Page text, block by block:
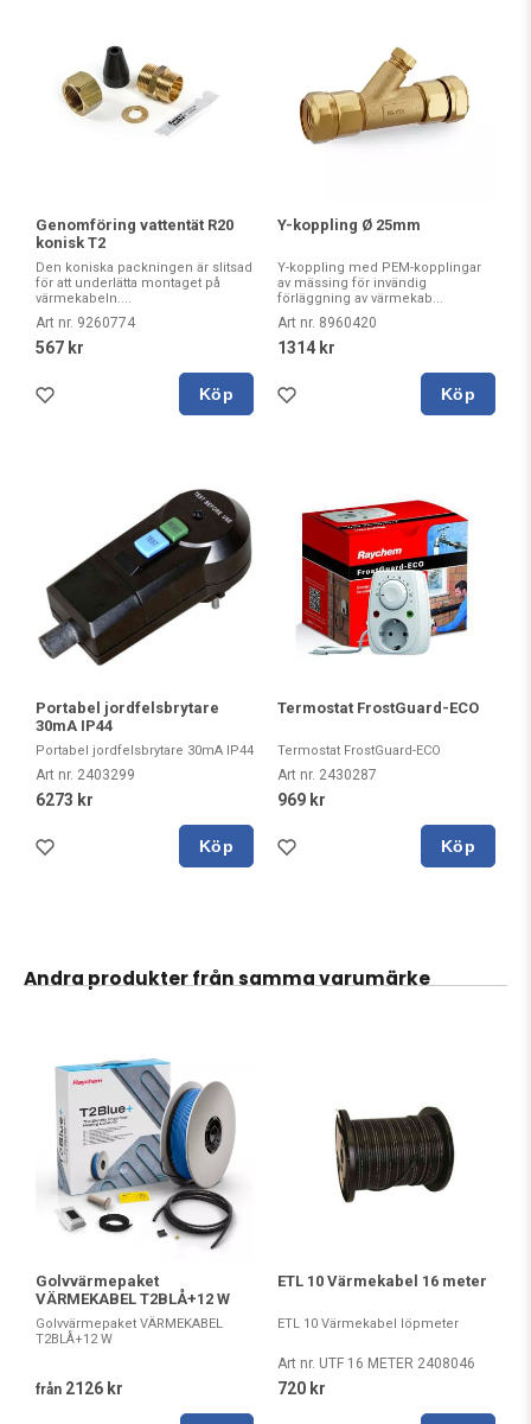
Genomföring vattentät R20
konisk T2
Den koniska packningen är slitsad
för att underlätta montaget på
värmekabeln....
Art nr. 9260774
567 kr
Köp
Y-koppling Ø 25mm
Y-koppling med PEM-kopplingar
av mässing för invändig
förläggning av värmekab...
Art nr. 8960420
1314 kr
Köp
Portabel jordfelsbrytare
30mA IP44
Portabel jordfelsbrytare 30mA IP44
Art nr. 2403299
6273 kr
Köp
Termostat FrostGuard-ECO
Termostat FrostGuard-ECO
Art nr. 2430287
969 kr
Köp
Andra produkter från samma varumärke
Golvvärmepaket
VÄRMEKABEL T2BLÅ+12 W
Golvvärmepaket VÄRMEKABEL
T2BLÅ+12 W
från 2126 kr
ETL 10 Värmekabel 16 meter
ETL 10 Värmekabel löpmeter
Art nr. UTF 16 METER 2408046
720 kr